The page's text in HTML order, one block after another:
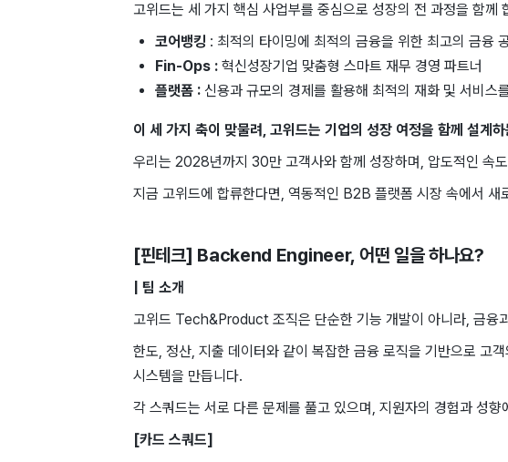
고위드는 세 가지 핵심 사업부를 중심으로 성장의 전 과정을 함께
코어뱅킹 : 최적의 타이밍에 최적의 금융을 위한 최고의 금융
Fin-Ops : 혁신성장기업 맞춤형 스마트 재무 경영 파트너
플랫폼 : 신용과 규모의 경제를 활용해 최적의 재화 및 서비스
이 세 가지 축이 맞물려, 고위드는 기업의 성장 여정을 함께 설계
우리는 2028년까지 30만 고객사와 함께 성장하며, 압도적인 속
지금 고위드에 합류한다면, 역동적인 B2B 플랫폼 시장 속에서 새
[핀테크] Backend Engineer, 어떤 일을 하나요?
| 팀 소개
고위드 Tech&Product 조직은 단순한 기능 개발이 아니라, 금융
한도, 정산, 지출 데이터와 같이 복잡한 금융 로직을 기반으로 고
시스템을 만듭니다.
각 스쿼드는 서로 다른 문제를 풀고 있으며, 지원자의 경험과 성
[카드 스쿼드]